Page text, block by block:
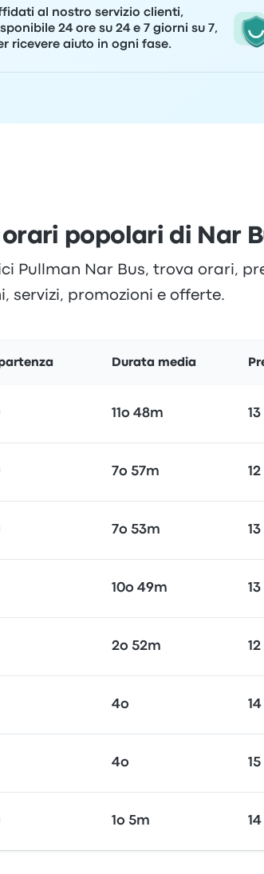
al nostro servizio clienti,
24 ore su 24 e 7 giorni su 7,
ricevere aiuto in ogni fase.
orari popolari di Nar
Pullman Nar Bus, trova orari,
servizi, promozioni e offerte.
Durata media
11o 48m
7o 57m
7o 53m
10o 49m
2o 52m
4o
4o
1o 5m